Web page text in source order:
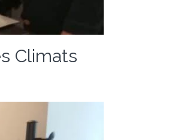
Climats